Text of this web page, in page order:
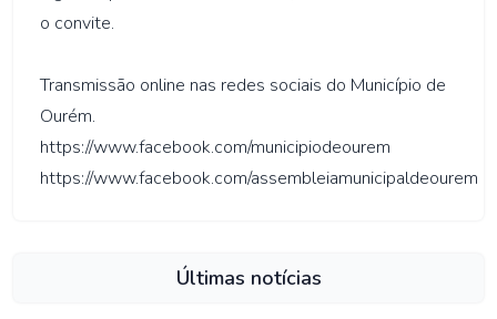
o convite.
Transmissão online nas redes sociais do Município de
Ourém.
https://www.facebook.com/municipiodeourem
https://www.facebook.com/assembleiamunicipaldeourem
Últimas notícias